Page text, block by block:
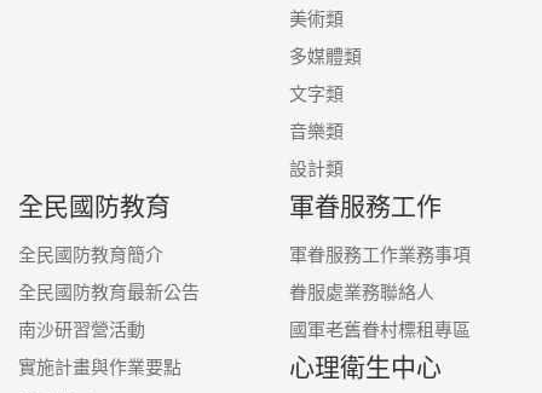
美術類
多媒體類
文字類
音樂類
設計類
全民國防教育
全民國防教育簡介
全民國防教育最新公告
南沙研習營活動
實施計畫與作業要點
軍眷服務工作
軍眷服務工作業務事項
眷服處業務聯絡人
國軍老舊眷村標租專區
心理衛生中心